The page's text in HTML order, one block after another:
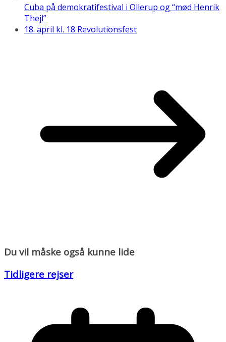
Cuba på demokratifestival i Ollerup og “mød Henrik
Thejl”
18. april kl. 18 Revolutionsfest
Du vil måske også kunne lide
Tidligere rejser